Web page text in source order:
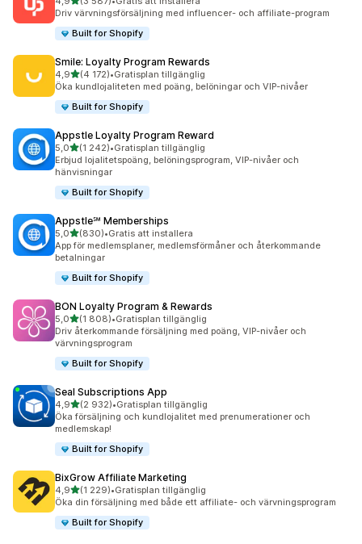
3587 recensioner totalt
Driv värvningsförsäljning med influencer- och affiliate-program
Built for Shopify
Smile: Loyalty Program Rewards
4,9av 5 stjärnor
(4 172)
4172 recensioner totalt
•Gratisplan tillgänglig
Öka kundlojaliteten med poäng, belöningar och VIP-nivåer
Built for Shopify
Appstle Loyalty Program Reward
5,0av 5 stjärnor
(1 242)
1242 recensioner totalt
•Gratisplan tillgänglig
Erbjud lojalitetspoäng, belöningsprogram, VIP-nivåer och
hänvisningar
Built for Shopify
Appstle℠ Memberships
5,0av 5 stjärnor
(830)
830 recensioner totalt
•Gratis att installera
App för medlemsplaner, medlemsförmåner och återkommande
betalningar
Built for Shopify
BON Loyalty Program & Rewards
5,0av 5 stjärnor
(1 808)
1808 recensioner totalt
•Gratisplan tillgänglig
Driv återkommande försäljning med poäng, VIP-nivåer och
värvningsprogram
Built for Shopify
Seal Subscriptions App
4,9av 5 stjärnor
(2 932)
2932 recensioner totalt
•Gratisplan tillgänglig
Öka försäljning och kundlojalitet med prenumerationer och
medlemskap!
Built for Shopify
BixGrow Affiliate Marketing
4,9av 5 stjärnor
(1 229)
1229 recensioner totalt
•Gratisplan tillgänglig
Öka din försäljning med både ett affiliate- och värvningsprogram
Built for Shopify